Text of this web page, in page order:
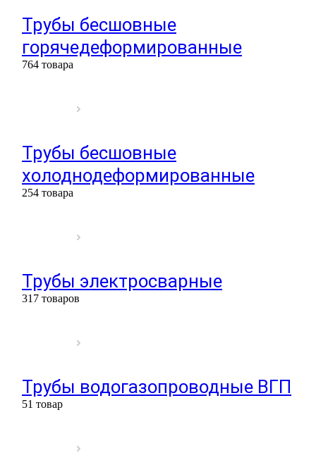
Трубы бесшовные
горячедеформированные
764 товара
Трубы бесшовные
холоднодеформированные
254 товара
Трубы электросварные
317 товаров
Трубы водогазопроводные ВГП
51 товар